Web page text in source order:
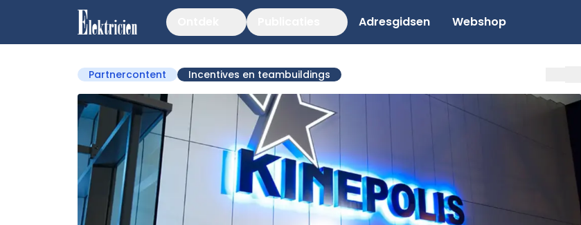
Adresgidsen Webshop
Partnercontent Incentives en teambuildings